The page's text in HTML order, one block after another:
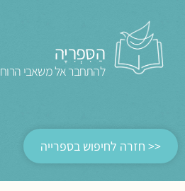
הַסִּפְרִיָּה
להתחבר אל משאבי הרוח
<< חזרה לחיפוש בספרייה